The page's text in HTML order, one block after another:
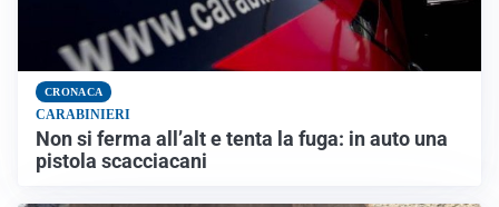
CRONACA
CARABINIERI
Non si ferma all’alt e tenta la fuga: in auto una
pistola scacciacani